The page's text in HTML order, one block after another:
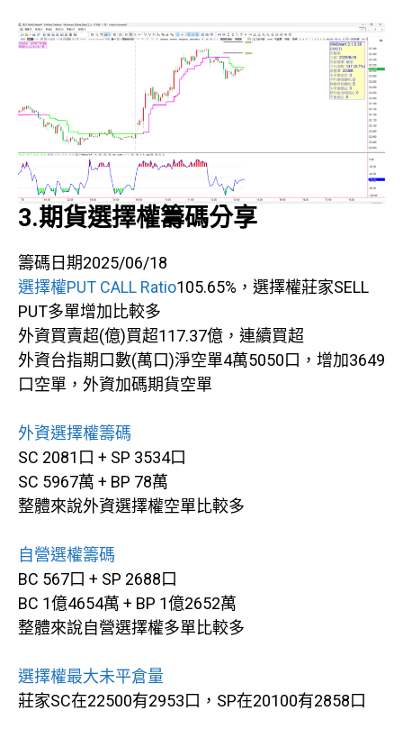
3.期貨選擇權籌碼分享
籌碼日期2025/06/18
選擇權PUT CALL Ratio105.65%，選擇權莊家SELL
PUT多單增加比較多
外資買賣超(億)買超117.37億，連續買超
外資台指期口數(萬口)淨空單4萬5050口，增加3649
口空單，外資加碼期貨空單
外資選擇權籌碼
SC 2081口 + SP 3534口
SC 5967萬 + BP 78萬
整體來說外資選擇權空單比較多
自營選權籌碼
BC 567口 + SP 2688口
BC 1億4654萬 + BP 1億2652萬
整體來說自營選擇權多單比較多
選擇權最大未平倉量
莊家SC在22500有2953口，SP在20100有2858口